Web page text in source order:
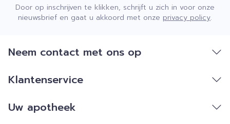
Door op inschrijven te klikken, schrijft u zich in voor onze
nieuwsbrief en gaat u akkoord met onze privacy policy.
Neem contact met ons op
Klantenservice
Uw apotheek